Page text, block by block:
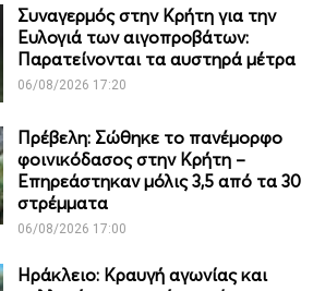
Συναγερμός στην Κρήτη για την
Ευλογιά των αιγοπροβάτων:
Παρατείνονται τα αυστηρά μέτρα
06/08/2026 17:20
Πρέβελη: Σώθηκε το πανέμορφο
φοινικόδασος στην Κρήτη –
Επηρεάστηκαν μόλις 3,5 από τα 30
στρέμματα
06/08/2026 17:00
Ηράκλειο: Κραυγή αγωνίας και